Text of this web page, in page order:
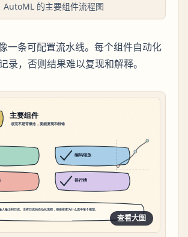
AutoML 的主要组件流程图
一条可配置流水线。每个组件自动化
录，否则结果难以复现和解释。
查看大图